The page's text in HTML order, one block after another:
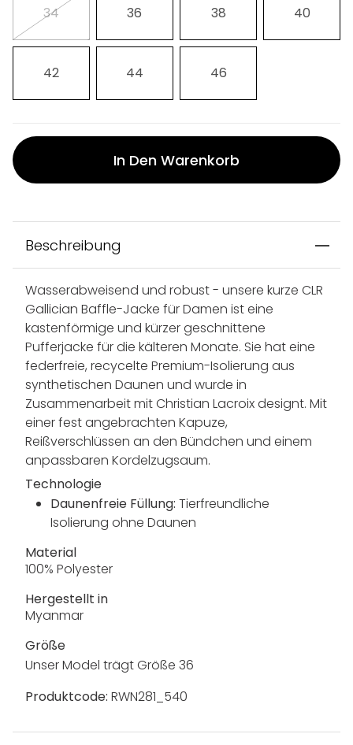
34 36 38 40
42 44 46
In Den Warenkorb
Beschreibung
Wasserabweisend und robust - unsere kurze CLR
Gallician Baffle-Jacke für Damen ist eine
kastenförmige und kürzer geschnittene
Pufferjacke für die kälteren Monate. Sie hat eine
federfreie, recycelte Premium-Isolierung aus
synthetischen Daunen und wurde in
Zusammenarbeit mit Christian Lacroix designt. Mit
einer fest angebrachten Kapuze,
Reißverschlüssen an den Bündchen und einem
anpassbaren Kordelzugsaum.
Technologie
Daunenfreie Füllung: Tierfreundliche
Isolierung ohne Daunen
Material
100% Polyester
Hergestellt in
Myanmar
Größe
Unser Model trägt Größe 36
Produktcode: RWN281_540